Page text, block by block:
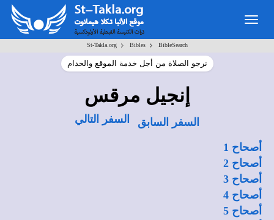
St-Takla.org> Bibles> BibleSearch
نرجو الصلاة من أجل خدمة الموقع والخدام
إنجيل مرقس
السفر السابق السفر التالي
أصحاح 1
أصحاح 2
أصحاح 3
أصحاح 4
أصحاح 5